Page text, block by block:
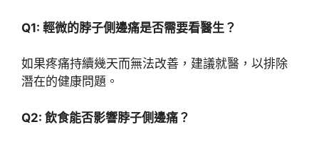
Q1: 輕微的脖子側邊痛是否需要看醫生？
如果疼痛持續幾天而無法改善，建議就醫，以排除
潛在的健康問題。
Q2: 飲食能否影響脖子側邊痛？